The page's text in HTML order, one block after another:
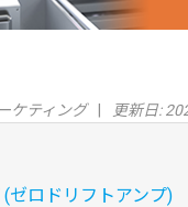
ケティング 更新日:
ゼロドリフトアンプ)